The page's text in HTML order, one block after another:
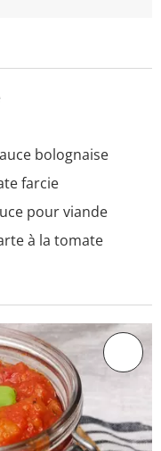
bolognaise
farcie
pour viande
à la tomate